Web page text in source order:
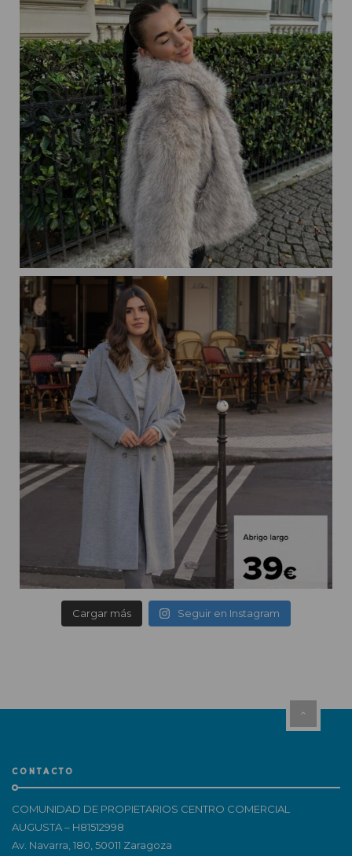
Cargar más Seguir en Instagram
CONTACTO
COMUNIDAD DE PROPIETARIOS CENTRO COMERCIAL
AUGUSTA – H81512998
Av. Navarra, 180, 50011 Zaragoza